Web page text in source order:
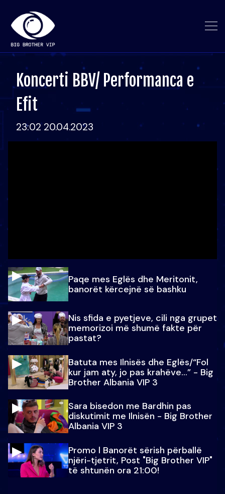
Koncerti BBV/ Performanca e
Efit
23:02 20.04.2023
Paqe mes Eglës dhe Meritonit,
banorët kërcejnë së bashku
Nis sfida e pyetjeve, cili nga grupet
memorizoi më shumë fakte për
pastat?
Batuta mes Ilnisës dhe Eglës/“Fol
kur jam aty, jo pas krahëve…” - Big
Brother Albania VIP 3
Sara bisedon me Bardhin pas
diskutimit me Ilnisën - Big Brother
Albania VIP 3
Promo l Banorët sërish përballë
njëri-tjetrit, Post "Big Brother VIP"
të shtunën ora 21:00!